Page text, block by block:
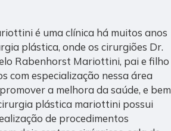
é uma clínica há muitos anos
plástica, onde os cirurgiões Dr.
Rabenhorst Mariottini, pai e filho
com especialização nessa área
a melhora da saúde, e bem
plástica mariottini possui
de procedimentos